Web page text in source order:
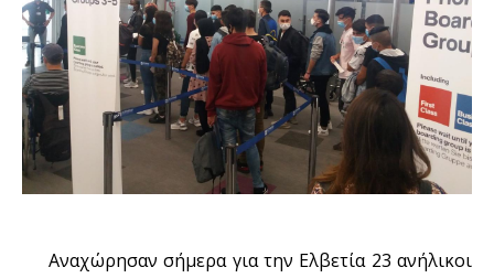
Αναχώρησαν σήμερα για την Ελβετία 23 ανήλικοι